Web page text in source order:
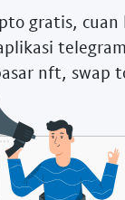
gratis,
nft, swap